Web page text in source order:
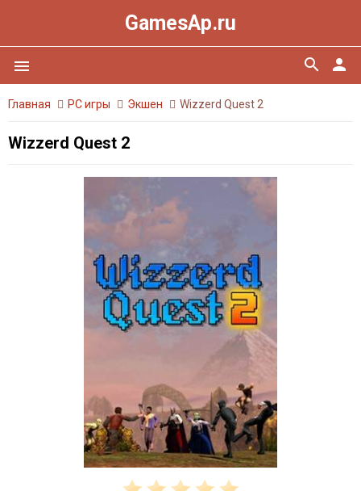
GamesAp.ru
menu person
search
Главная PC игры Экшен Wizzerd Quest 2
Wizzerd Quest 2